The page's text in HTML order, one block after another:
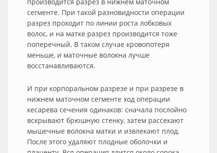
сегменте. При такой разновидности операции
разрез проходит по линии роста лобковых
волос, и на матке разрез производится тоже
поперечный. В таком случае кровопотеря
меньше, и маточные волокна лучше
восстанавливаются.
И при корпоральном разрезе и при разрезе в
нижнем маточном сегменте ход операции
кесарева сечения одинаков: сначала послойно
вскрывают брюшную стенку, затем рассекают
мышечные волокна матки и извлекают плод.
После этого удаляют плодные оболочки и